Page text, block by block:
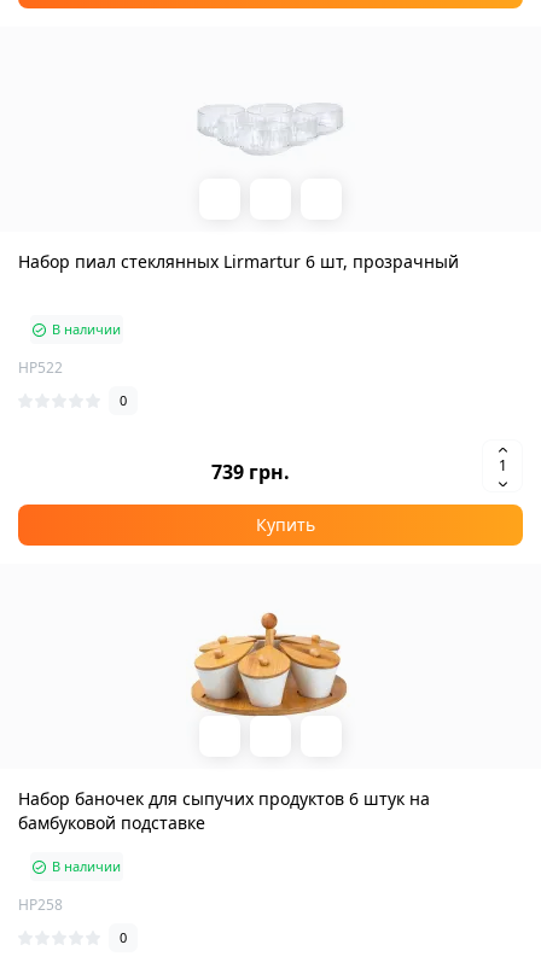
Набор пиал стеклянных Lirmartur 6 шт, прозрачный
В наличии
HP522
0
739 грн.
Купить
Набор баночек для сыпучих продуктов 6 штук на
бамбуковой подставке
В наличии
HP258
0